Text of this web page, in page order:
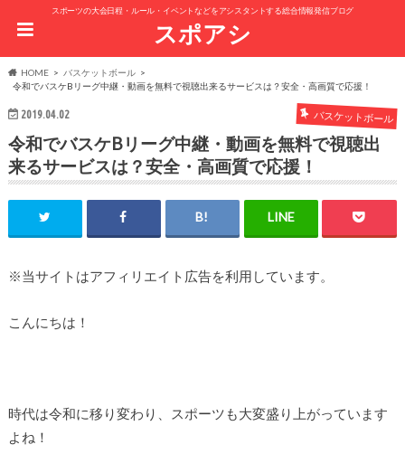
スポーツの大会日程・ルール・イベントなどをアシスタントする総合情報発信ブログ
スポアシ
HOME
バスケットボール
令和でバスケBリーグ中継・動画を無料で視聴出来るサービスは？安全・高画質で応援！
2019.04.02 バスケットボール
令和でバスケBリーグ中継・動画を無料で視聴出
来るサービスは？安全・高画質で応援！
※当サイトはアフィリエイト広告を利用しています。
こんにちは！
時代は令和に移り変わり、スポーツも大変盛り上がっています
よね！